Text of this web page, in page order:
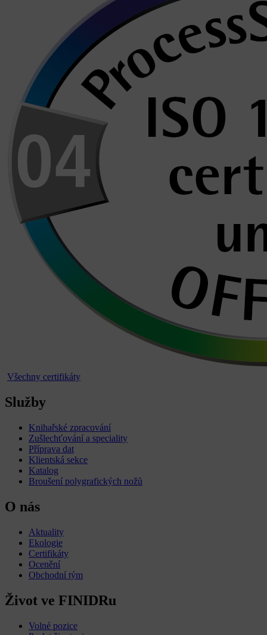
Všechny certifikáty
Služby
Knihařské zpracování
Zušlechťování a speciality
Příprava dat
Klientská sekce
Katalog
Broušení polygrafických nožů
O nás
Aktuality
Ekologie
Certifikáty
Ocenění
Obchodní tým
Život ve FINIDRu
Volné pozice